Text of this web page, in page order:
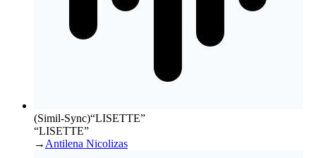
(Simil-Sync)“LISETTE”
“LISETTE”
→ Antilena Nicolizas